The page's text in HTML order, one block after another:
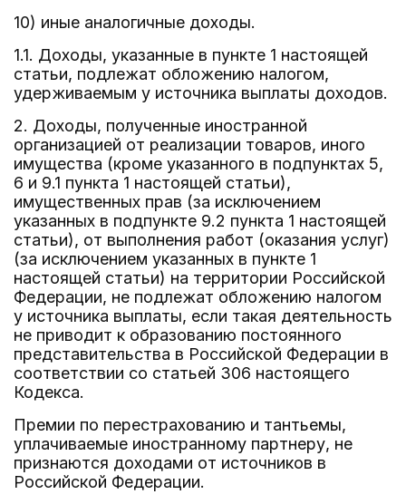
10) иные аналогичные доходы.
1.1. Доходы, указанные в пункте 1 настоящей
статьи, подлежат обложению налогом,
удерживаемым у источника выплаты доходов.
2. Доходы, полученные иностранной
организацией от реализации товаров, иного
имущества (кроме указанного в подпунктах 5,
6 и 9.1 пункта 1 настоящей статьи),
имущественных прав (за исключением
указанных в подпункте 9.2 пункта 1 настоящей
статьи), от выполнения работ (оказания услуг)
(за исключением указанных в пункте 1
настоящей статьи) на территории Российской
Федерации, не подлежат обложению налогом
у источника выплаты, если такая деятельность
не приводит к образованию постоянного
представительства в Российской Федерации в
соответствии со статьей 306 настоящего
Кодекса.
Премии по перестрахованию и тантьемы,
уплачиваемые иностранному партнеру, не
признаются доходами от источников в
Российской Федерации.